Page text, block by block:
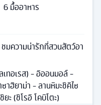
6มื้ออาหาร
มความน่ารักที่สวนสัตว์อา
ทอเรส) - อิออนมอล์ -
ฮิยาม่า - ลานหิมะชิคิไซ
ะ (ชิโรอิ โคบิโตะ)